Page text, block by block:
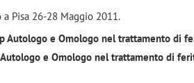
Pisa 26-28 Maggio 2011.
Autologo e Omologo nel trattamento di
e Omologo nel trattamento di